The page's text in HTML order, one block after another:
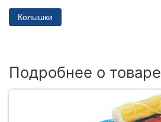
Колышки
Подробнее о товаре